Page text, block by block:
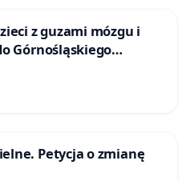
z guzami mózgu i
Górnośląskiego
w Katowicach
Petycja o zmianę